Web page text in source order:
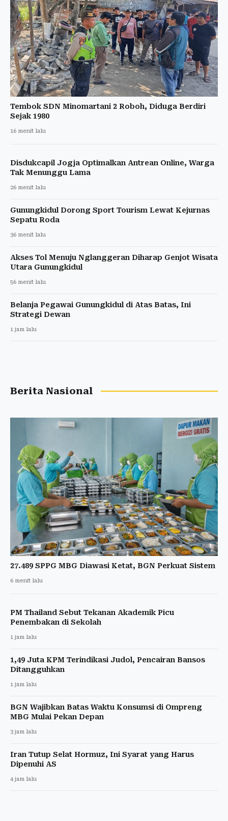
Tembok SDN Minomartani 2 Roboh, Diduga Berdiri
Sejak 1980
16 menit lalu
Disdukcapil Jogja Optimalkan Antrean Online, Warga
Tak Menunggu Lama
26 menit lalu
Gunungkidul Dorong Sport Tourism Lewat Kejurnas
Sepatu Roda
36 menit lalu
Akses Tol Menuju Nglanggeran Diharap Genjot Wisata
Utara Gunungkidul
56 menit lalu
Belanja Pegawai Gunungkidul di Atas Batas, Ini
Strategi Dewan
1 jam lalu
Berita Nasional
27.489 SPPG MBG Diawasi Ketat, BGN Perkuat Sistem
6 menit lalu
PM Thailand Sebut Tekanan Akademik Picu
Penembakan di Sekolah
1 jam lalu
1,49 Juta KPM Terindikasi Judol, Pencairan Bansos
Ditangguhkan
1 jam lalu
BGN Wajibkan Batas Waktu Konsumsi di Ompreng
MBG Mulai Pekan Depan
3 jam lalu
Iran Tutup Selat Hormuz, Ini Syarat yang Harus
Dipenuhi AS
4 jam lalu